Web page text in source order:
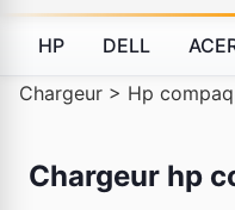
HP DELL
Chargeur > Hp compaq
Chargeur hp